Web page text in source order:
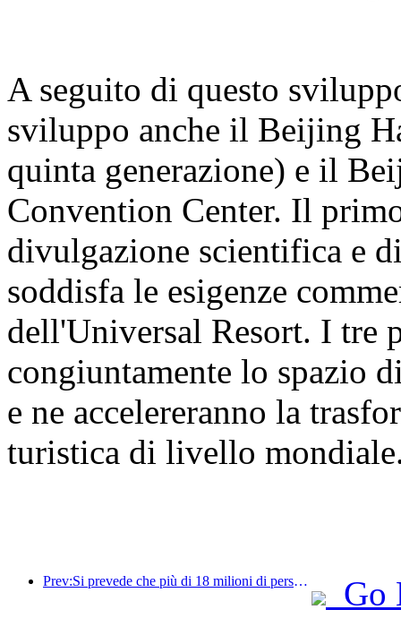
A seguito di questo
sviluppo anche il Beijing
quinta generazione) e il
Convention Center. Il
divulgazione scientifica e
soddisfa le esigenze
dell'Universal Resort. I tre
congiuntamente lo spazio
e ne accelereranno la
turistica di livello
Prev:Si prevede che più di 18 milioni di persone entreranno e usciranno dal Paese durante i 9 giorni di festività della Festa di Primavera.
Go